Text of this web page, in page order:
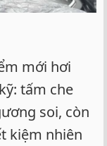
mới hơi
tấm che
soi, còn
kiệm nhiên